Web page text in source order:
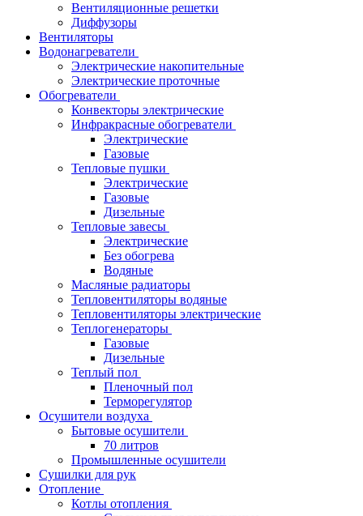
Вентиляционные решетки
Диффузоры
Вентиляторы
Водонагреватели
Электрические накопительные
Электрические проточные
Обогреватели
Конвекторы электрические
Инфракрасные обогреватели
Электрические
Газовые
Тепловые пушки
Электрические
Газовые
Дизельные
Тепловые завесы
Электрические
Без обогрева
Водяные
Масляные радиаторы
Тепловентиляторы водяные
Тепловентиляторы электрические
Теплогенераторы
Газовые
Дизельные
Теплый пол
Пленочный пол
Терморегулятор
Осушители воздуха
Бытовые осушители
70 литров
Промышленные осушители
Сушилки для рук
Отопление
Котлы отопления